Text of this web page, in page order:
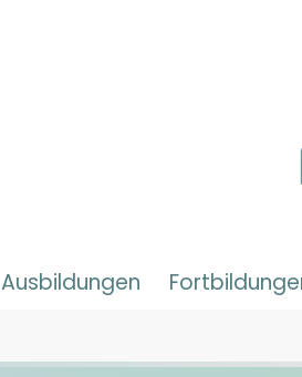
Ausbildungen